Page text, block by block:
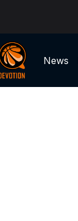
News